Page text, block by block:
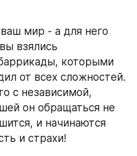
мир - а для него
взялись
которыми
от всех сложностей.
с независимой,
он обращаться не
и начинаются
и страхи!